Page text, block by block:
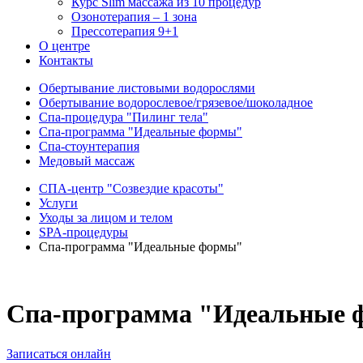
Озонотерапия – 1 зона
Прессотерапия 9+1
О центре
Контакты
Обертывание листовыми водорослями
Обертывание водорослевое/грязевое/шоколадное
Спа-процедура "Пилинг тела"
Спа-программа "Идеальные формы"
Спа-стоунтерапия
Медовый массаж
СПА-центр "Созвездие красоты"
Услуги
Уходы за лицом и телом
SPA-процедуры
Спа-программа "Идеальные формы"
Спа-программа "Идеальные
Записаться онлайн